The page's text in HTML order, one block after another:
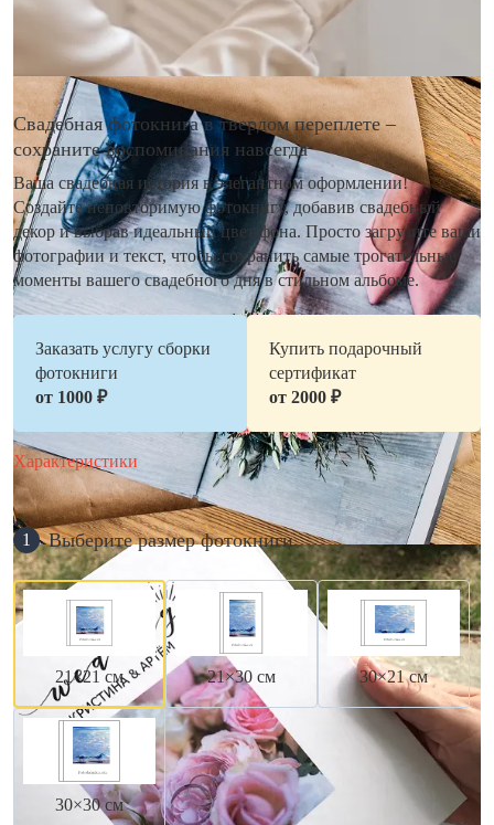
Свадебная фотокнига в твердом переплете –
сохраните воспоминания навсегда
Ваша свадебная история в элегантном оформлении!
Создайте неповторимую фотокнигу, добавив свадебный
декор и выбрав идеальный цвет фона. Просто загрузите ваши
фотографии и текст, чтобы сохранить самые трогательные
моменты вашего свадебного дня в стильном альбоме.
Заказать услугу сборки
фотокниги
от 1000 ₽
Купить подарочный
сертификат
от 2000 ₽
Характеристики
1 Выберите размер фотокниги
21×21 см 21×30 см 30×21 см
30×30 см